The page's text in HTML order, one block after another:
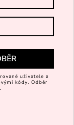
uživatele a
kódy. Odběr